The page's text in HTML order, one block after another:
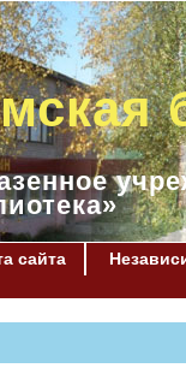
сайта